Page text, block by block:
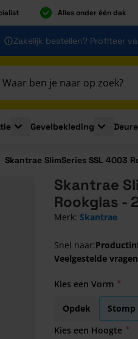
Alles onder één dak
Zakelijk bestellen? Profiteer
for Plaatmaterialen
Toggle submenu for Isolatie
Gevelbekleding
Toggle
Skantrae SlimSeries SSL 4003
Skantrae
Rookglas -
Merk: Skantrae
Snel naar:
Veelgestelde vragen
Kies een Vorm
Opdek
Stomp
Kies een Hoogte